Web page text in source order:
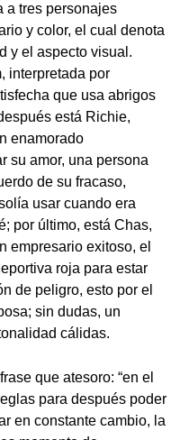
a tres personajes
y color, el cual denota
y el aspecto visual.
interpretada por
que usa abrigos
está Richie,
enamorado
su amor, una persona
de su fracaso,
usar cuando era
por último, está Chas,
empresario exitoso, el
roja para estar
de peligro, esto por el
sin dudas, un
cálidas.
que atesoro: “en el
para después poder
en constante cambio, la